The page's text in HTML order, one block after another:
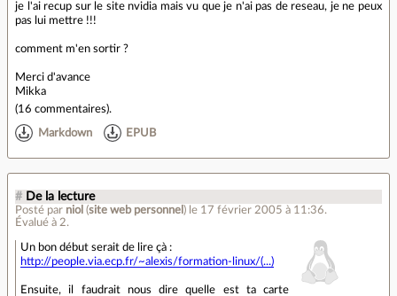
je l'ai recup sur le site nvidia mais vu que je n'ai pas de reseau, je ne peux
pas lui mettre !!!
comment m'en sortir ?
Merci d'avance
Mikka
(16 commentaires).
Markdown EPUB
# De la lecture
Posté par niol (site web personnel ) le 17 février 2005 à 11:36.
Évalué à 2.
Un bon début serait de lire çà :
http://people.via.ecp.fr/~alexis/formation-linux/(...)
Ensuite, il faudrait nous dire quelle est ta carte